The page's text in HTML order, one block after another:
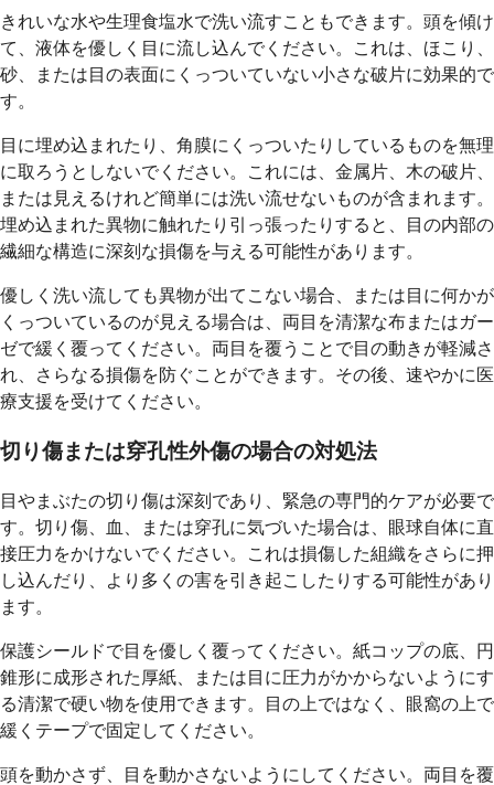
きれいな水や生理食塩水で洗い流すこともできます。頭を傾け
て、液体を優しく目に流し込んでください。これは、ほこり、
砂、または目の表面にくっついていない小さな破片に効果的で
す。
目に埋め込まれたり、角膜にくっついたりしているものを無理
に取ろうとしないでください。これには、金属片、木の破片、
または見えるけれど簡単には洗い流せないものが含まれます。
埋め込まれた異物に触れたり引っ張ったりすると、目の内部の
繊細な構造に深刻な損傷を与える可能性があります。
優しく洗い流しても異物が出てこない場合、または目に何かが
くっついているのが見える場合は、両目を清潔な布またはガー
ゼで緩く覆ってください。両目を覆うことで目の動きが軽減さ
れ、さらなる損傷を防ぐことができます。その後、速やかに医
療支援を受けてください。
切り傷または穿孔性外傷の場合の対処法
目やまぶたの切り傷は深刻であり、緊急の専門的ケアが必要で
す。切り傷、血、または穿孔に気づいた場合は、眼球自体に直
接圧力をかけないでください。これは損傷した組織をさらに押
し込んだり、より多くの害を引き起こしたりする可能性があり
ます。
保護シールドで目を優しく覆ってください。紙コップの底、円
錐形に成形された厚紙、または目に圧力がかからないようにす
る清潔で硬い物を使用できます。目の上ではなく、眼窩の上で
緩くテープで固定してください。
頭を動かさず、目を動かさないようにしてください。両目を覆